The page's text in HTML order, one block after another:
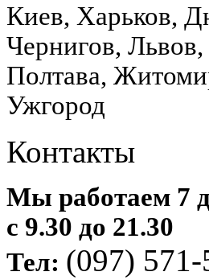
Киев, Харьков,
Чернигов,
Полтава,
Ужгород
Контакты
Мы работаем 7
с 9.30 до 21.30
Тел: (097) 571-